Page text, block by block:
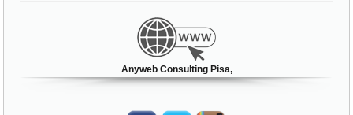
Anyweb Consulting Pisa,